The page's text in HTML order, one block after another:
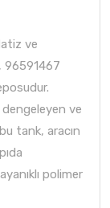
ve
96591467
ve
tank, aracın
polimer